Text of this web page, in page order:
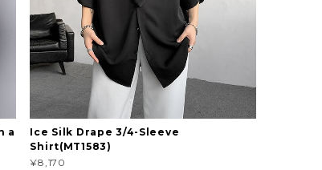
a
Ice Silk Drape 3/4-Sleeve
Shirt(MT1583)
¥8,170